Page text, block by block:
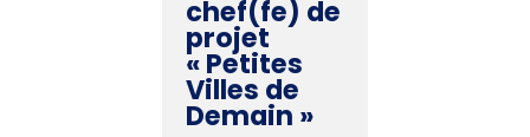
chef(fe) de
projet
« Petites
Villes de
Demain »